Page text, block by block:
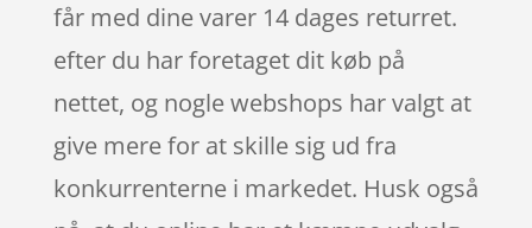
får med dine varer 14 dages returret.
efter du har foretaget dit køb på
nettet, og nogle webshops har valgt at
give mere for at skille sig ud fra
konkurrenterne i markedet. Husk også